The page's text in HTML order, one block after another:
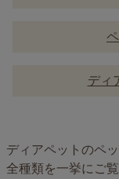
ディ
ディアペットのペ
全種類を一挙にご